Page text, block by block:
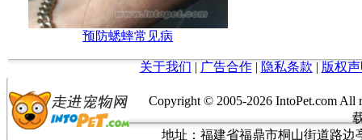
预防蟋蟀常见病
关于我们 | 广告合作| 隐私条款 | 版权
Copyright © 2005-2026 IntoPet.com
地址：福建省福鼎市桐山街道路边